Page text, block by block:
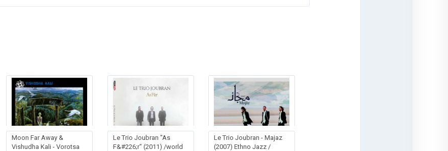
Moon Far Away &
Vishudha Kali - Vorotsa
Le Trio Joubran "As
F&#226;r" (2011) /world
Le Trio Joubran - Majaz
(2007) Ethno Jazz /